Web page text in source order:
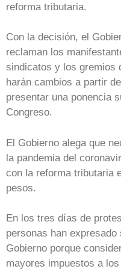
reforma tributaria.
Con la decisión, el
reclaman los
sindicatos y los gremios
harán cambios a partir
presentar una ponencia
Congreso.
El Gobierno alega que
la pandemia del
con la reforma tributaria
pesos.
En los tres días de
personas han
Gobierno porque
mayores impuestos a